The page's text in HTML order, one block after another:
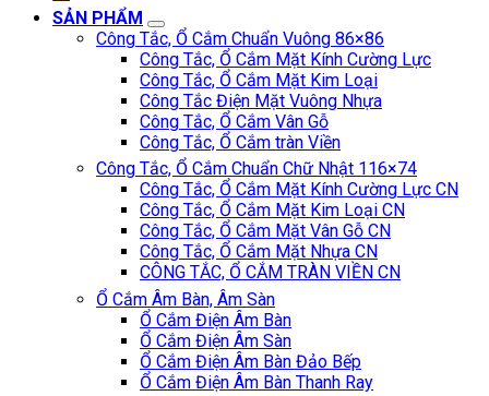
SẢN PHẨM
Công Tắc, Ổ Cắm Chuẩn Vuông 86×86
Công Tắc, Ổ Cắm Mặt Kính Cường Lực
Công Tắc, Ổ Cắm Mặt Kim Loại
Công Tắc Điện Mặt Vuông Nhựa
Công Tắc, Ổ Cắm Vân Gỗ
Công Tắc, Ổ Cắm tràn Viền
Công Tắc, Ổ Cắm Chuẩn Chữ Nhật 116×74
Công Tắc, Ổ Cắm Mặt Kính Cường Lực CN
Công Tắc, Ổ Cắm Mặt Kim Loại CN
Công Tắc, Ổ Cắm Mặt Vân Gỗ CN
Công Tắc, Ổ Cắm Mặt Nhựa CN
CÔNG TẮC, Ổ CẮM TRÀN VIỀN CN
Ổ Cắm Âm Bàn, Âm Sàn
Ổ Cắm Điện Âm Bàn
Ổ Cắm Điện Âm Sàn
Ổ Cắm Điện Âm Bàn Đảo Bếp
Ổ Cắm Điện Âm Bàn Thanh Ray